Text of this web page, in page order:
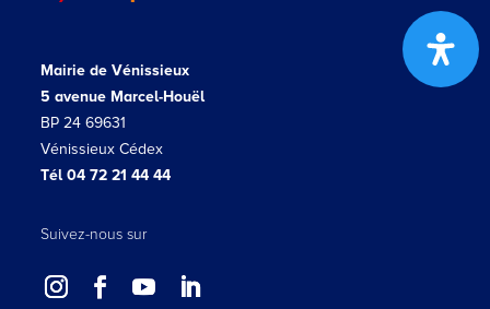
Mairie de Vénissieux
5 avenue Marcel-Houël
BP 24 69631
Vénissieux Cédex
Tél 04 72 21 44 44
Suivez-nous sur